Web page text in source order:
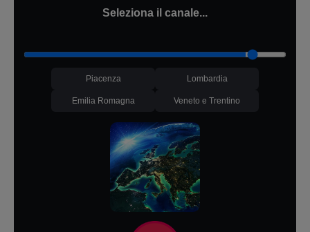
Seleziona il canale...
Piacenza Lombardia
Emilia Romagna Veneto e Trentino